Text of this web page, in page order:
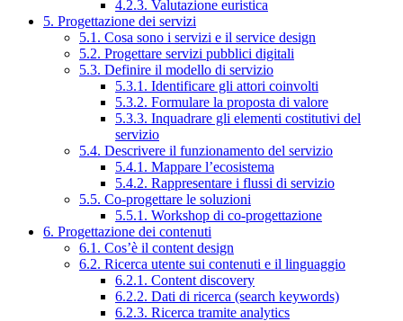
4.2.3. Valutazione euristica
5. Progettazione dei servizi
5.1. Cosa sono i servizi e il service design
5.2. Progettare servizi pubblici digitali
5.3. Definire il modello di servizio
5.3.1. Identificare gli attori coinvolti
5.3.2. Formulare la proposta di valore
5.3.3. Inquadrare gli elementi costitutivi del
servizio
5.4. Descrivere il funzionamento del servizio
5.4.1. Mappare l’ecosistema
5.4.2. Rappresentare i flussi di servizio
5.5. Co-progettare le soluzioni
5.5.1. Workshop di co-progettazione
6. Progettazione dei contenuti
6.1. Cos’è il content design
6.2. Ricerca utente sui contenuti e il linguaggio
6.2.1. Content discovery
6.2.2. Dati di ricerca (search keywords)
6.2.3. Ricerca tramite analytics